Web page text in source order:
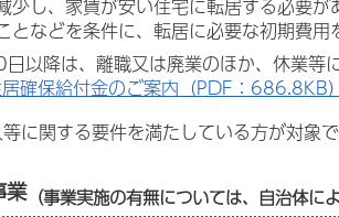
少し、家賃が安い住宅に転居する必要
となどを条件に、転居に必要な初期費用
以降は、離職又は廃業のほか、休業等
確保給付金のご案内（PDF：686.8KB）
に関する要件を満たしている方が対象で
業（事業実施の有無については、自治体に